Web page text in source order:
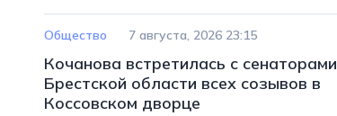
Общество 7 августа, 2026 23:15
Кочанова встретилась с сенаторами
Брестской области всех созывов в
Коссовском дворце